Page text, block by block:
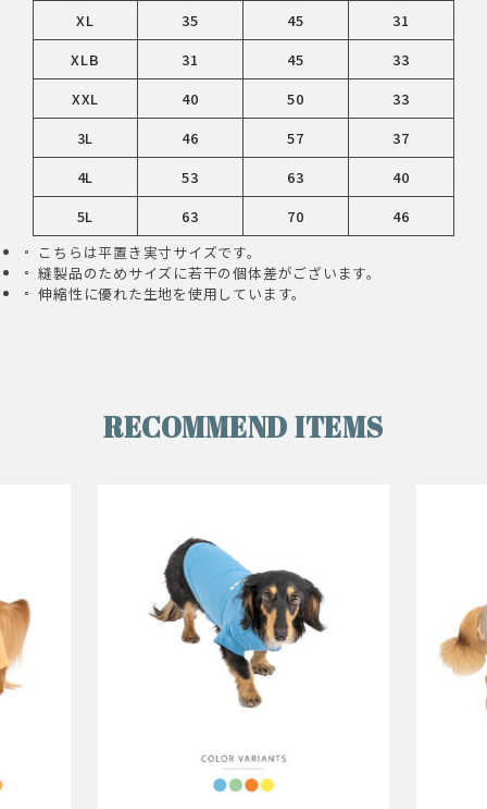
XL 35 45
31
XLB
31 45
33
XXL
40 50
33
3L
46 57
37
4L
53 63
40
5L
63 70
46
こちらは平置き実寸サイズです。
縫製品のためサイズに若干の個体差がございます。
伸縮性に優れた生地を使用しています。
RECOMMEND ITEMS